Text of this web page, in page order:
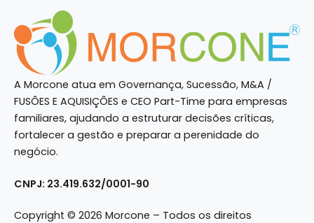
A Morcone atua em Governança, Sucessão, M&A /
FUSÕES E AQUISIÇÕES e CEO Part-Time para empresas
familiares, ajudando a estruturar decisões críticas,
fortalecer a gestão e preparar a perenidade do
negócio.
CNPJ: 23.419.632/0001-90
Copyright © 2026 Morcone – Todos os direitos